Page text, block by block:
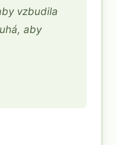
vzbudila
aby